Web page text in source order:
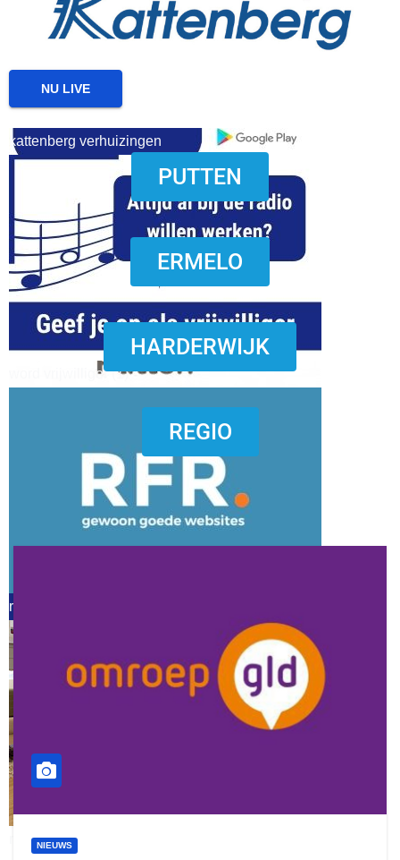
download onzze App
word vrijwilliger (1)
kattenberg verhuizingen
word vrijwilliger (1)
refreshed webdesign putten
ruitengaparket
NU LIVE
PUTTEN
ERMELO
HARDERWIJK
REGIO
NIEUWS